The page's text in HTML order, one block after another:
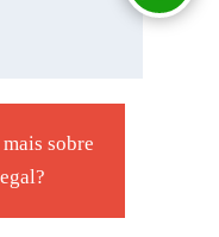
sobre